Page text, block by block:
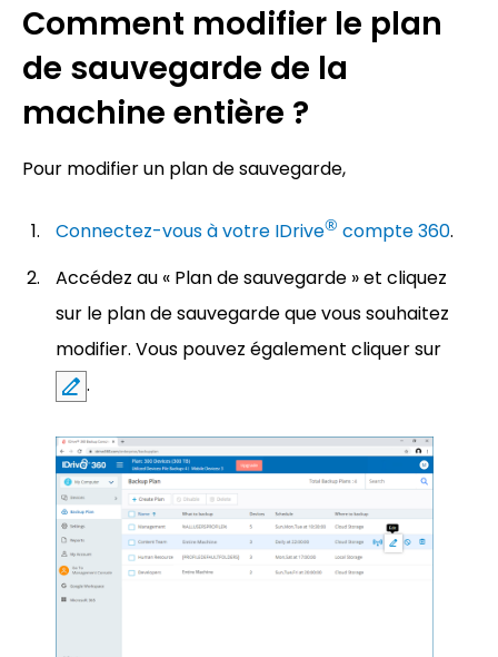
Comment modifier le plan
de sauvegarde de la
machine entière ?
Pour modifier un plan de sauvegarde,
Connectez-vous à votre IDrive® compte 360.
Accédez au « Plan de sauvegarde » et cliquez
sur le plan de sauvegarde que vous souhaitez
modifier. Vous pouvez également cliquer sur
.